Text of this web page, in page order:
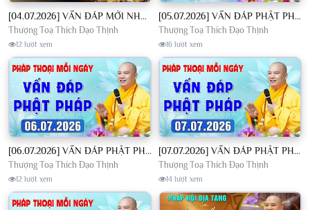
[04.07.2026] VẤN ĐÁP MỚI NHẤT - Pháp Hội Địa Tạng Chùa Khai Nguyên | TT. Thích Đạo Thịnh
Thượng Toạ Thích Đạo Thịnh
12 lượt xem
[05.07.2026] VẤN ĐÁP PHẬT PHÁP - Nghe Thầy giảng Pháp mỗi ngày CÔNG ĐỨC VÔ LƯỢNG│TT. Thích Đạo Thịnh
Thượng Toạ Thích Đạo Thịnh
16 lượt xem
[06.07.2026] VẤN ĐÁP PHẬT PHÁP - Nghe Thầy giảng Pháp mỗi ngày CÔNG ĐỨC VÔ LƯỢNG│TT. Thích Đạo Thịnh
Thượng Toạ Thích Đạo Thịnh
12 lượt xem
[07.07.2026] VẤN ĐÁP PHẬT PHÁP - Nghe Thầy giảng Pháp mỗi ngày CÔNG ĐỨC VÔ LƯỢNG│TT. Thích Đạo Thịnh
Thượng Toạ Thích Đạo Thịnh
14 lượt xem